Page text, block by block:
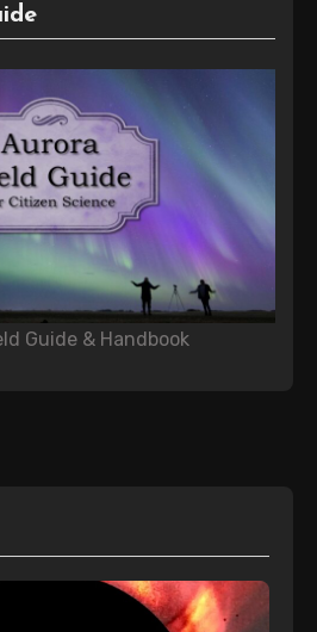
Guide & Handbook